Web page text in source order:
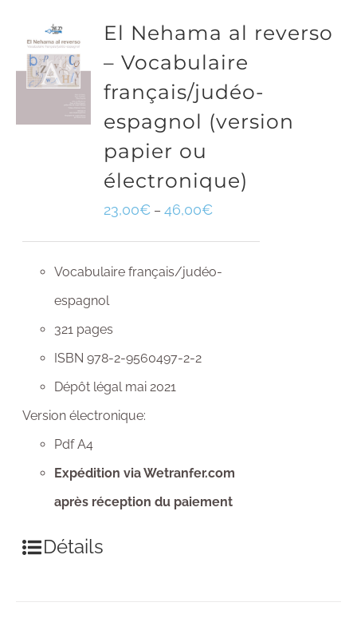
El Nehama al reverso
– Vocabulaire
français/judéo-
espagnol (version
papier ou
électronique)
23,00€ –46,00€
Vocabulaire français/judéo-
espagnol
321 pages
ISBN 978-2-9560497-2-2
Dépôt légal mai 2021
Version électronique:
Pdf A4
Expédition via Wetranfer.com
après réception du paiement
Détails